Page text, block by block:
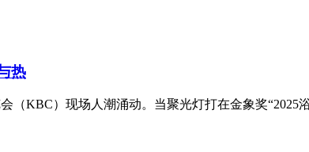
热
（KBC）现场人潮涌动。当聚光灯打在金象奖